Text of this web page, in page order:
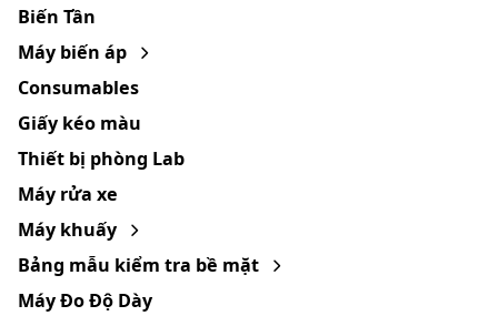
Biến Tần
Máy biến áp
Consumables
Giấy kéo màu
Thiết bị phòng Lab
Máy rửa xe
Máy khuấy
Bảng mẫu kiểm tra bề mặt
Máy Đo Độ Dày